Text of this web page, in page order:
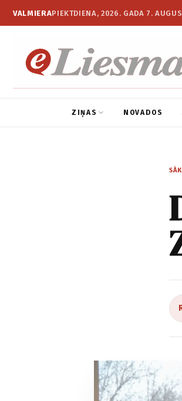
VALMIERAPIEKTDIENA, 2026. GADA 7.
ZIŅAS NOVADOS